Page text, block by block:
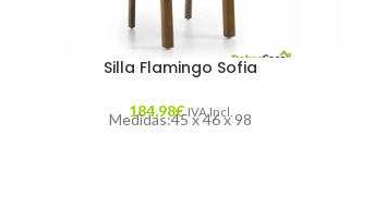
Silla Flamingo Sofia
184,98€ IVA Incl.
Medidas:45 x 46 x 98